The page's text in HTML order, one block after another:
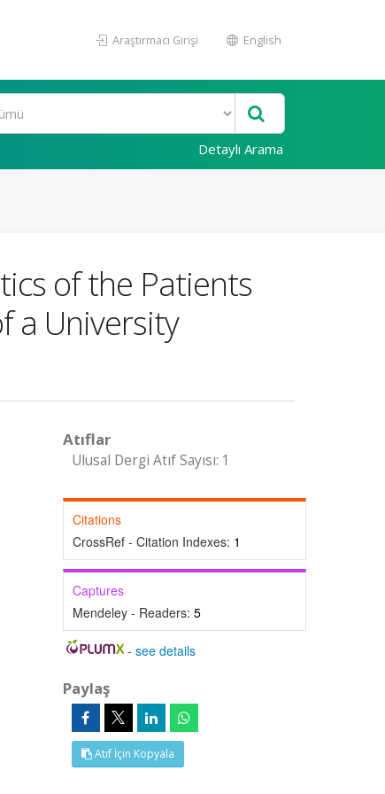
Araştırmacı Girişi English
Detaylı Arama
of the Patients
a University
Atıflar
Ulusal Dergi Atıf Sayısı: 1
Citations
CrossRef - Citation Indexes: 1
Captures
Mendeley - Readers: 5
-see details
Paylaş
Atıf İçin Kopyala